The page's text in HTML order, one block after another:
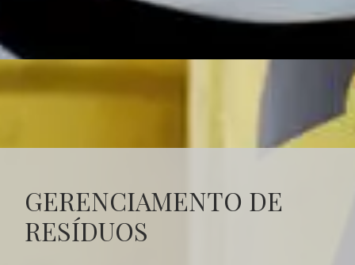
GERENCIAMENTO DE
RESÍDUOS